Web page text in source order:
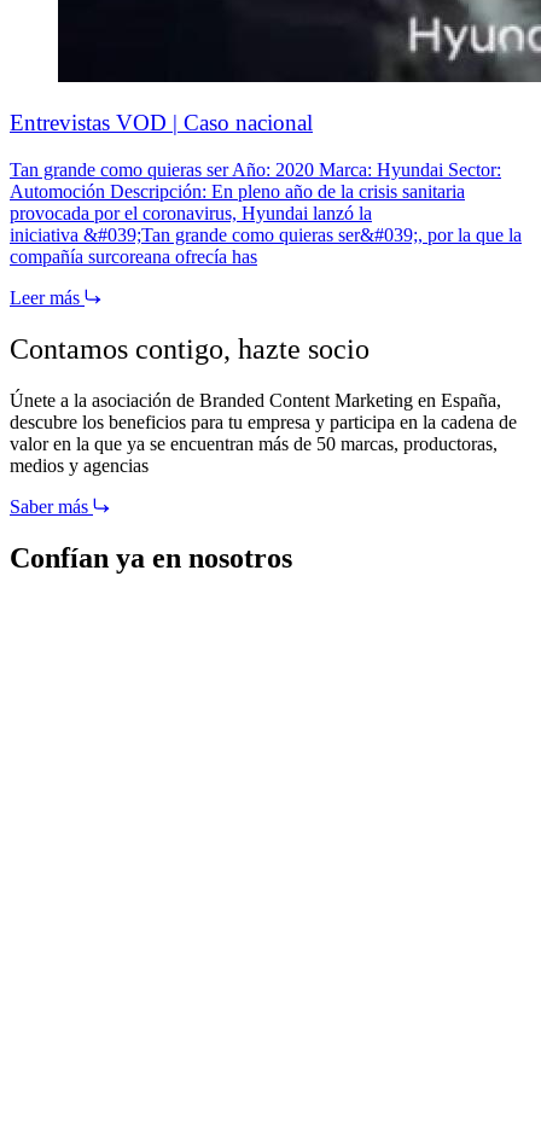
Entrevistas VOD | Caso nacional
Tan grande como quieras ser Año: 2020 Marca: Hyundai Sector:
Automoción Descripción: En pleno año de la crisis sanitaria
provocada por el coronavirus, Hyundai lanzó la
iniciativa &#039;Tan grande como quieras ser&#039;, por la que la
compañía surcoreana ofrecía has
Leer más
Contamos contigo, hazte socio
Únete a la asociación de Branded Content Marketing en España,
descubre los beneficios para tu empresa y participa en la cadena de
valor en la que ya se encuentran más de 50 marcas, productoras,
medios y agencias
Saber más
Confían ya en nosotros